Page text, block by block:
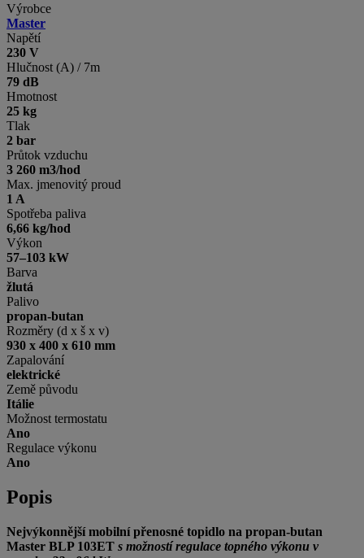
Výrobce
Master
Napětí
230 V
Hlučnost (A) / 7m
79 dB
Hmotnost
25 kg
Tlak
2 bar
Průtok vzduchu
3 260 m3/hod
Max. jmenovitý proud
1 A
Spotřeba paliva
6,66 kg/hod
Výkon
57–103 kW
Barva
žlutá
Palivo
propan-butan
Rozměry (d x š x v)
930 x 400 x 610 mm
Zapalování
elektrické
Země původu
Itálie
Možnost termostatu
Ano
Regulace výkonu
Ano
Popis
Nejvýkonnější mobilní přenosné topidlo na propan-butan
Master BLP 103ET s možností regulace topného výkonu v